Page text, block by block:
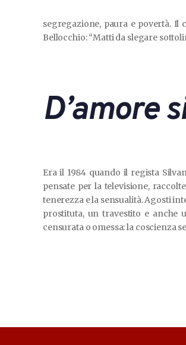
segregazione, paura e povertà. Il
Bellocchio: “Matti da slegare
D’amore
Era il 1984 quando il regista
pensate per la televisione,
tenerezza e la sensualità. Agosti
prostituta, un travestito e anche
censurata o omessa: la coscienza